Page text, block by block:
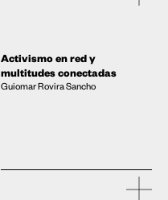
Activismo en red y
multitudes conectadas
Guiomar Rovira Sancho